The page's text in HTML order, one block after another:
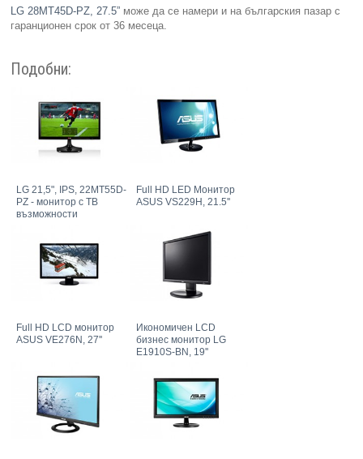
LG 28MT45D-PZ, 27.5” може да се намери и на българския пазар с
гаранционен срок от 36 месеца.
Подобни:
LG 21,5", IPS, 22MT55D-
PZ - монитор с ТВ
възможности
Full HD LED Монитор
ASUS VS229H, 21.5''
Full HD LCD монитор
ASUS VE276N, 27''
Икономичен LCD
бизнес монитор LG
E1910S-BN, 19''